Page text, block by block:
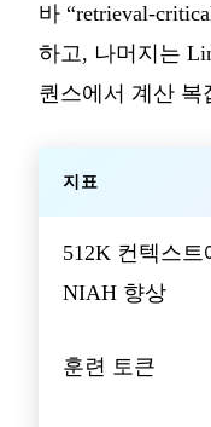
바 “retrieval-
하고, 나머지는
퀀스에서 계산 복
지표
512K 컨텍스트
NIAH 향상
훈련 토큰